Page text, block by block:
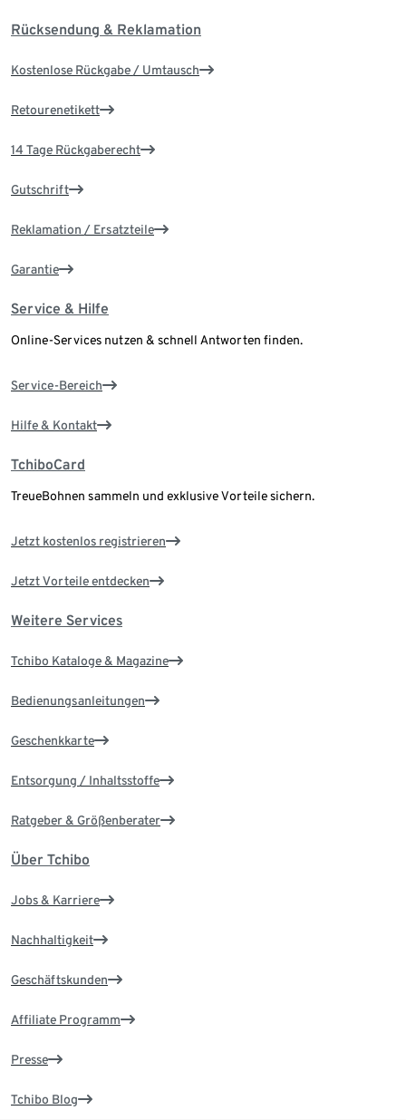
Rücksendung & Reklamation
Kostenlose Rückgabe / Umtausch
Retourenetikett
14 Tage Rückgaberecht
Gutschrift
Reklamation / Ersatzteile
Garantie
Service & Hilfe
Online-Services nutzen & schnell Antworten finden.
Service-Bereich
Hilfe & Kontakt
TchiboCard
TreueBohnen sammeln und exklusive Vorteile sichern.
Jetzt kostenlos registrieren
Jetzt Vorteile entdecken
Weitere Services
Tchibo Kataloge & Magazine
Bedienungsanleitungen
Geschenkkarte
Entsorgung / Inhaltsstoffe
Ratgeber & Größenberater
Über Tchibo
Jobs & Karriere
Nachhaltigkeit
Geschäftskunden
Affiliate Programm
Presse
Tchibo Blog